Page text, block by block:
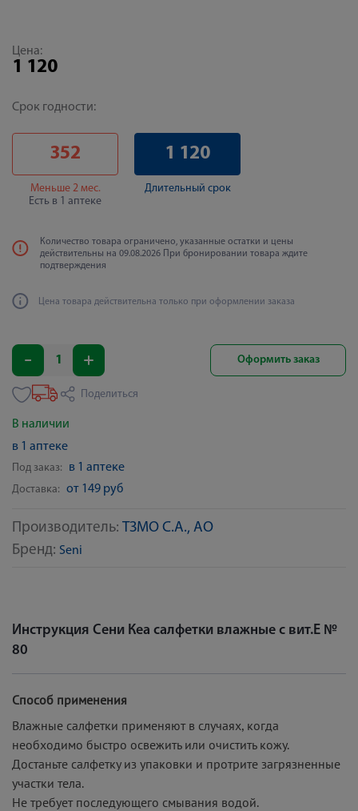
Производитель: ТЗМО С.А., АО
Бренд: Seni
Цена:
1 120
Срок годности:
352
Меньше 2 мес.
Есть в 1 аптеке
1 120
Длительный срок
Количество товара ограничено, указанные остатки и цены
действительны на 09.08.2026 При бронировании товара ждите
подтверждения
Цена товара действительна только при оформлении заказа
Оформить заказ
Поделиться
В наличии
в 1 аптеке
Под заказ: в 1 аптеке
Доставка: от 149 руб
Инструкция Сени Кеа салфетки влажные с вит.Е №
80
Способ применения
Влажные салфетки применяют в случаях, когда
необходимо быстро освежить или очистить кожу.
Достаньте салфетку из упаковки и протрите загрязненные
участки тела.
Не требует последующего смывания водой.